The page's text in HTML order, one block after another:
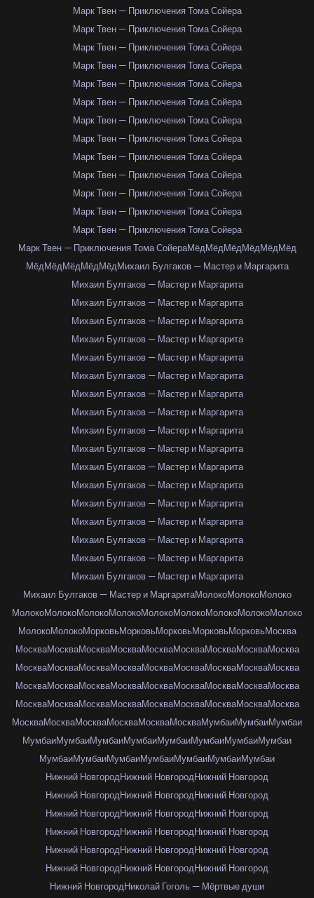
Марк Твен — Приключения Тома Сойера
Марк Твен — Приключения Тома Сойера
Марк Твен — Приключения Тома Сойера
Марк Твен — Приключения Тома Сойера
Марк Твен — Приключения Тома Сойера
Марк Твен — Приключения Тома Сойера
Марк Твен — Приключения Тома Сойера
Марк Твен — Приключения Тома Сойера
Марк Твен — Приключения Тома Сойера
Марк Твен — Приключения Тома Сойера
Марк Твен — Приключения Тома Сойера
Марк Твен — Приключения Тома Сойера
Марк Твен — Приключения Тома Сойера
Марк Твен — Приключения Тома СойераМёдМёдМёдМёдМёдМёд
МёдМёдМёдМёдМёдМихаил Булгаков — Мастер и Маргарита
Михаил Булгаков — Мастер и Маргарита
Михаил Булгаков — Мастер и Маргарита
Михаил Булгаков — Мастер и Маргарита
Михаил Булгаков — Мастер и Маргарита
Михаил Булгаков — Мастер и Маргарита
Михаил Булгаков — Мастер и Маргарита
Михаил Булгаков — Мастер и Маргарита
Михаил Булгаков — Мастер и Маргарита
Михаил Булгаков — Мастер и Маргарита
Михаил Булгаков — Мастер и Маргарита
Михаил Булгаков — Мастер и Маргарита
Михаил Булгаков — Мастер и Маргарита
Михаил Булгаков — Мастер и Маргарита
Михаил Булгаков — Мастер и Маргарита
Михаил Булгаков — Мастер и Маргарита
Михаил Булгаков — Мастер и Маргарита
Михаил Булгаков — Мастер и Маргарита
Михаил Булгаков — Мастер и МаргаритаМолокоМолокоМолоко
МолокоМолокоМолокоМолокоМолокоМолокоМолокоМолокоМолоко
МолокоМолокоМорковьМорковьМорковьМорковьМорковьМосква
МоскваМоскваМоскваМоскваМоскваМоскваМоскваМоскваМосква
МоскваМоскваМоскваМоскваМоскваМоскваМоскваМоскваМосква
МоскваМоскваМоскваМоскваМоскваМоскваМоскваМоскваМосква
МоскваМоскваМоскваМоскваМоскваМоскваМоскваМоскваМосква
МоскваМоскваМоскваМоскваМоскваМоскваМумбаиМумбаиМумбаи
МумбаиМумбаиМумбаиМумбаиМумбаиМумбаиМумбаиМумбаи
МумбаиМумбаиМумбаиМумбаиМумбаиМумбаиМумбаи
Нижний НовгородНижний НовгородНижний Новгород
Нижний НовгородНижний НовгородНижний Новгород
Нижний НовгородНижний НовгородНижний Новгород
Нижний НовгородНижний НовгородНижний Новгород
Нижний НовгородНижний НовгородНижний Новгород
Нижний НовгородНижний НовгородНижний Новгород
Нижний НовгородНиколай Гоголь — Мёртвые души